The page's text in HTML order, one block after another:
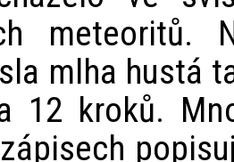
meteoritů.
mlha hustá
12 kroků.